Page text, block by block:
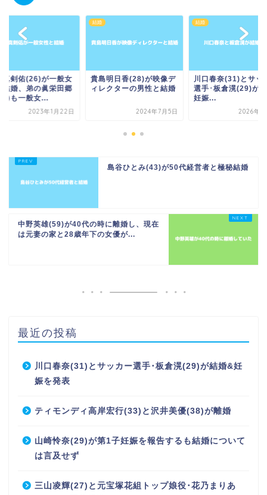
真剣佑(26)が一般女
結婚、弟の眞栄田郷
も一般女...
2023年1月22日
結婚
貴島明日香(28)が映像デ
ィレクターの男性と結婚
2024年7月5日
結婚
川口春奈(31)とサッ
選手･板倉滉(29)が
妊娠...
2026年8
島谷ひとみ(43)が50代経営者と極秘結婚
中野英雄(59)が40代の時に離婚し、現在
は元妻の家と28歳年下の女優が...
最近の投稿
川口春奈(31)とサッカー選手･板倉滉(29)が結婚&妊
娠を発表
ティモンディ高岸宏行(33)と沢井美優(38)が離婚
山崎怜奈(29)が第1子妊娠を報告するも結婚について
は言及せず
三山凌輝(27)と元宝塚花組トップ娘役･花乃まりあ